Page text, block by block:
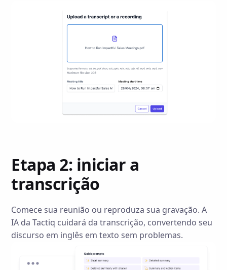
Etapa 2: iniciar a
transcrição
Comece sua reunião ou reproduza sua gravação. A
IA da Tactiq cuidará da transcrição, convertendo seu
discurso em inglês em texto sem problemas.